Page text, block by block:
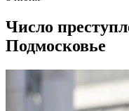
Число
Подмосковье